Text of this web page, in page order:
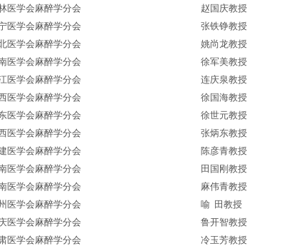
医学会麻醉学分会
赵国庆教授
医学会麻醉学分会
张铁铮教授
医学会麻醉学分会
姚尚龙教授
医学会麻醉学分会
徐军美教授
医学会麻醉学分会
连庆泉教授
医学会麻醉学分会
徐国海教授
医学会麻醉学分会
徐世元教授
医学会麻醉学分会
张炳东教授
医学会麻醉学分会
陈彦青教授
医学会麻醉学分会
田国刚教授
医学会麻醉学分会
麻伟青教授
医学会麻醉学分会
喻 田教授
医学会麻醉学分会
鲁开智教授
医学会麻醉学分会
冷玉芳教授